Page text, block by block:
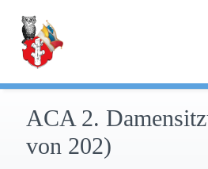
springen
ACA 2.
von 202)